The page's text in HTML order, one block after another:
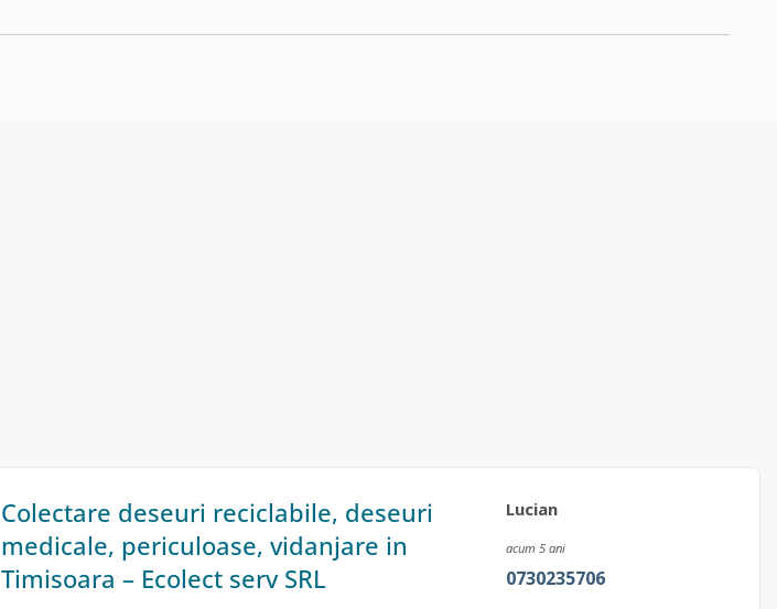
Colectare deseuri reciclabile, deseuri
medicale, periculoase, vidanjare in
Timisoara – Ecolect serv SRL
Lucian
acum 5 ani
0730235706